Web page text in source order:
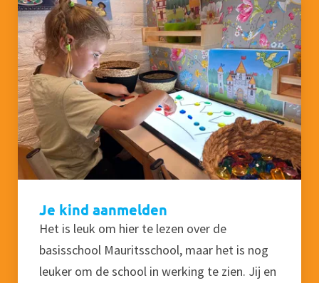
Je kind aanmelden
Het is leuk om hier te lezen over de
basisschool Mauritsschool, maar het is nog
leuker om de school in werking te zien. Jij en